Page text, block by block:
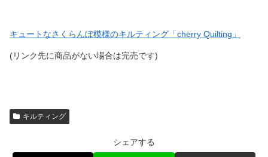
キュートなさくらんぼ模様のキルティング「cherry Quilting」
(リンク先に商品がない場合は完売です)
キルティング
シェアする